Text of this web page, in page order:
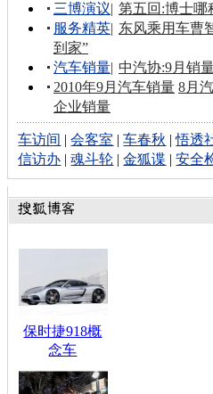
三博演议| 第五回:博士哪
服务精英| 东风乘用车曹
到家”
汽车销量| 中汽协:9月销
2010年9月汽车销量 8月
企业销量
车访间 |会客室 |车春秋 |悟透
信访办 |魂斗轮 |金狐谍 |安全
保时捷918概
念车